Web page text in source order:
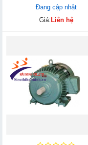
Đang cập nhật
Giá: Liên hệ